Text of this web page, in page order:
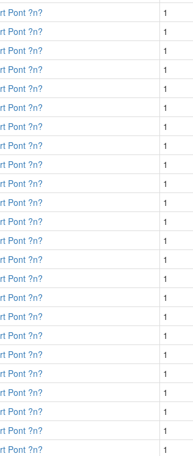
Pont ?n?
1
Pont ?n?
1
Pont ?n?
1
Pont ?n?
1
Pont ?n?
1
Pont ?n?
1
Pont ?n?
1
Pont ?n?
1
Pont ?n?
1
Pont ?n?
1
Pont ?n?
1
Pont ?n?
1
Pont ?n?
1
Pont ?n?
1
Pont ?n?
1
Pont ?n?
1
Pont ?n?
1
Pont ?n?
1
Pont ?n?
1
Pont ?n?
1
Pont ?n?
1
Pont ?n?
1
Pont ?n?
1
Pont ?n?
1